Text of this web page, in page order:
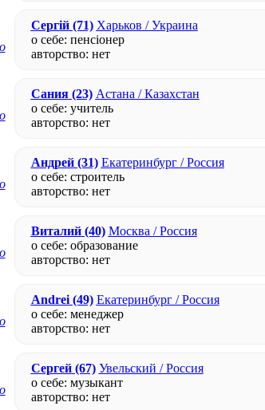
Сергій(71) Харьков / Украина
о себе: пенсіонер
авторство: нет
Сания(23) Астана / Казахстан
о себе: учитель
авторство: нет
Андрей(31) Екатеринбург / Россия
о себе: строитель
авторство: нет
Виталий(40) Москва / Россия
о себе: образование
авторство: нет
Andrei(49) Екатеринбург / Россия
о себе: менеджер
авторство: нет
Сергей(67) Увельский / Россия
о себе: музыкант
авторство: нет